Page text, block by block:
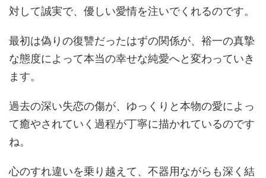
対して誠実で、優しい愛情を注いでくれるのです。
最初は偽りの復讐だったはずの関係が、裕一の真摯
な態度によって本当の幸せな純愛へと変わっていき
ます。
過去の深い失恋の傷が、ゆっくりと本物の愛によっ
て癒やされていく過程が丁寧に描かれているのです
ね。
心のすれ違いを乗り越えて、不器用ながらも深く結